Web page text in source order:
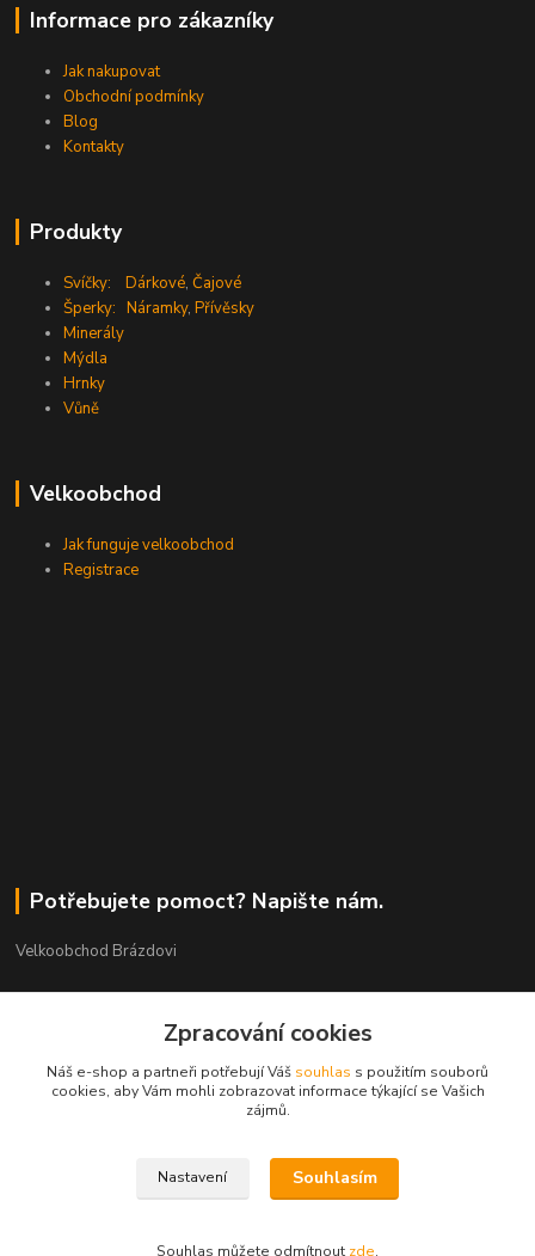
Informace pro zákazníky
Jak nakupovat
Obchodní podmínky
Blog
Kontakty
Produkty
Svíčky: Dárkové,Čajové
Šperky: Náramky,Přívěsky
Minerály
Mýdla
Hrnky
Vůně
Velkoobchod
Jak funguje velkoobchod
Registrace
Potřebujete pomoct? Napište nám.
Velkoobchod Brázdovi
+420 602 565 661
brazdovi@svicky-kameny.cz
Zpracování cookies
Náš e-shop a partneři potřebují Váš souhlas s použitím souborů
cookies, aby Vám mohli zobrazovat informace týkající se Vašich
zájmů.
Nastavení Souhlasím
Souhlas můžete odmítnout zde.